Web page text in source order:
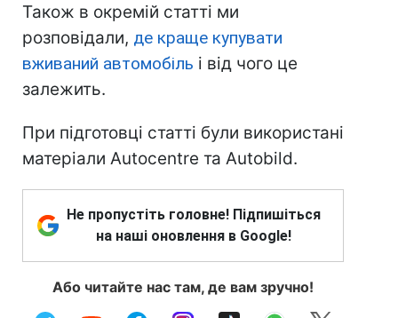
Також в окремій статті ми
розповідали, де краще купувати
вживаний автомобіль і від чого це
залежить.
При підготовці статті були використані
матеріали Autocentre та Autobild.
Не пропустіть головне! Підпишіться
на наші оновлення в Google!
Або читайте нас там, де вам зручно!